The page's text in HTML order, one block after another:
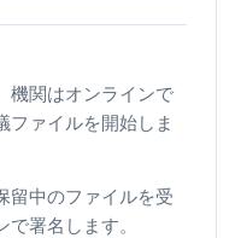
機関はオンラインで
ファイルを開始しま
留中のファイルを受
署名します。